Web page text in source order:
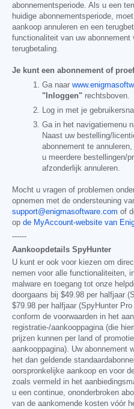
abonnementsperiode. Als u een
huidige abonnementsperiode,
aankoop annuleren en een
functionaliteit van uw
terugbetaling.
Je kunt een abonnement of
Ga naar
"Inloggen" rechtsboven.
Log in met je
Ga in het navigatiemenu
Naast uw bestelling/
abonnement te
u meerdere bestellingen/
afzonderlijk annuleren.
Mocht u vragen of problemen
opnemen met de ondersteuning
support@enigmasoftware.com of
op de MyAccount-website van
------
Aankoopdetails SpyHunter
U kunt er ook voor kiezen om
nemen voor alle functionaliteiten,
malware en toegang tot onze
doorgaans bij $49.98 per halfjaar
$79.98 per halfjaar (SpyHunter
conform de voorwaarden in het
registratie-/aankooppagina (die
prijzen kunnen per land of
aankooppagina). Uw abonnement
het dan geldende
oorspronkelijke aankoop en voor
zoals vermeld in het
u een continue, ononderbroken
van de aankomende kosten vóór